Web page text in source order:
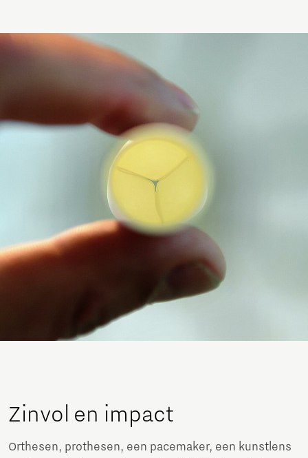
Zinvol en impact
Orthesen, prothesen, een pacemaker, een kunstlens